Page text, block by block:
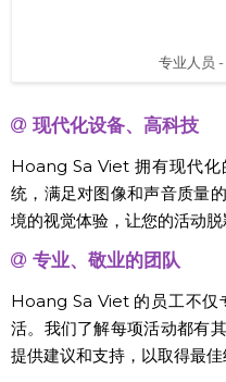
专业人员
现代化设备、高科技
Hoang Sa Viet 拥有现代
统，满足对图像和声音质量
境的视觉体验，让您的活动脱
专业、敬业的团队
Hoang Sa Viet 的员工不仅
活。我们了解每项活动都有
提供建议和支持，以取得最佳